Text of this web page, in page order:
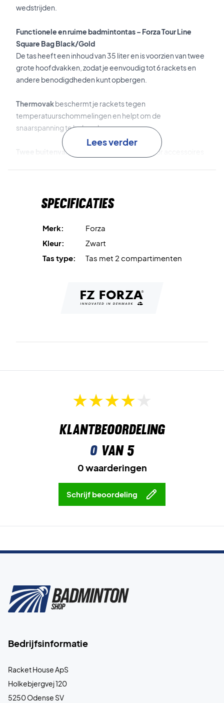
wedstrijden.
Functionele en ruime badmintontas – Forza Tour Line
Square Bag Black/Gold
De tas heeft een inhoud van 35 liter en is voorzien van twee
grote hoofdvakken, zodat je eenvoudig tot 6 rackets en
andere benodigdheden kunt opbergen.
Thermovakbeschermt je rackets tegen
temperatuurschommelingen en helpt om de
snaarspanning te behouden.
Twee buitenvakken
bieden extra ruimte voor accessoires
badmintonspeler – Forza Tour Line Square Bag
Capaciteit:
35 L
Afmetingen:27 x 27 x 72 cm
Lees verder
Specificaties
Merk:
Forza
Kleur:
Zwart
Tas type:
Tas met 2 compartimenten
Klantbeoordeling
0van 5
0 waarderingen
Schrijf beoordeling
Bedrijfsinformatie
Racket House ApS
Holkebjergvej 120
5250 Odense SV